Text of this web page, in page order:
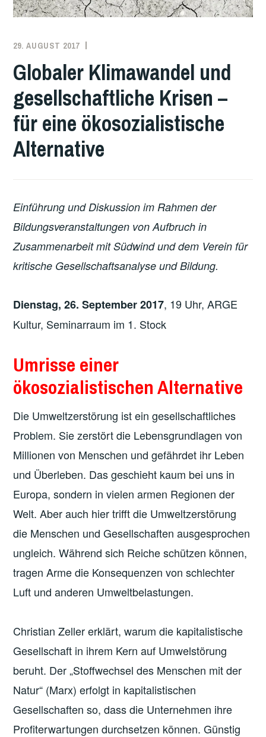
29. AUGUST 2017
BILDUNGSREIHE,
ÖKOSOZIALISMUS,
THEMEN,
VERANSTALTUNGEN,
VERANSTALTUNGEN
Globaler Klimawandel und
gesellschaftliche Krisen –
für eine ökosozialistische
Alternative
Einführung und Diskussion im Rahmen der
Bildungsveranstaltungen von Aufbruch in
Zusammenarbeit mit Südwind und dem Verein für
kritische Gesellschaftsanalyse und Bildung.
Dienstag, 26. September 2017, 19 Uhr, ARGE
Kultur, Seminarraum im 1. Stock
Umrisse einer
ökosozialistischen Alternative
Die Umweltzerstörung ist ein gesellschaftliches
Problem. Sie zerstört die Lebensgrundlagen von
Millionen von Menschen und gefährdet ihr Leben
und Überleben. Das geschieht kaum bei uns in
Europa, sondern in vielen armen Regionen der
Welt. Aber auch hier trifft die Umweltzerstörung
die Menschen und Gesellschaften ausgesprochen
ungleich. Während sich Reiche schützen können,
tragen Arme die Konsequenzen von schlechter
Luft und anderen Umweltbelastungen.
Christian Zeller erklärt, warum die kapitalistische
Gesellschaft in ihrem Kern auf Umwelstörung
beruht. Der „Stoffwechsel des Menschen mit der
Natur“ (Marx) erfolgt in kapitalistischen
Gesellschaften so, dass die Unternehmen ihre
Profiterwartungen durchsetzen können. Günstig